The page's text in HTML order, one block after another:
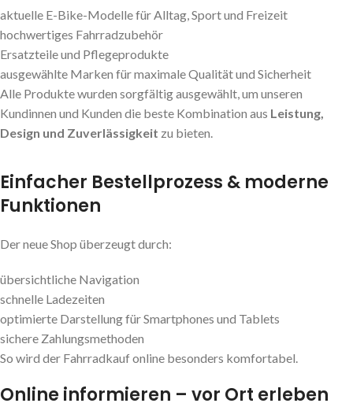
aktuelle E-Bike-Modelle für Alltag, Sport und Freizeit
hochwertiges Fahrradzubehör
Ersatzteile und Pflegeprodukte
ausgewählte Marken für maximale Qualität und Sicherheit
Alle Produkte wurden sorgfältig ausgewählt, um unseren
Kundinnen und Kunden die beste Kombination aus Leistung,
Design und Zuverlässigkeit zu bieten.
Einfacher Bestellprozess & moderne
Funktionen
Der neue Shop überzeugt durch:
übersichtliche Navigation
schnelle Ladezeiten
optimierte Darstellung für Smartphones und Tablets
sichere Zahlungsmethoden
So wird der Fahrradkauf online besonders komfortabel.
Online informieren – vor Ort erleben